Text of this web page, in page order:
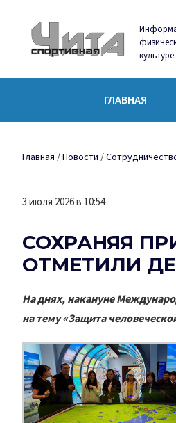
ГЛАВНАЯ
Главная /Новости /
3 июля 2026 в 10:54
СОХРАНЯЯ
ОТМЕТИЛИ
На днях, накануне
на тему «Защита